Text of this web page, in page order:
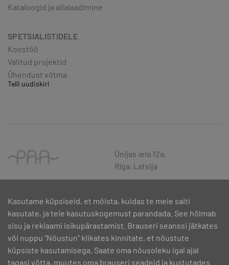
Kataloogid ja allalaadimine
SPETSIALISTIDELE
Koostöö
Valitud projektid
Ühendust võtma
Telli uudiskiri
Ūnijas iela 12a,
Rīga, Latvija
Kasutame küpsiseid, et mõista, kuidas te meie saiti
kasutate, ja teie kasutuskogemust parandada. See hõlmab
sisu ja reklaami isikupärastamist. Brauseri seanssi jätkates
või nuppu “Nõustun” klikates kinnitate, et nõustute
küpsiste kasutamisega. Saate oma nõusoleku igal ajal
tagasi võtta, muutes oma brauseri seadeid ja kustutades